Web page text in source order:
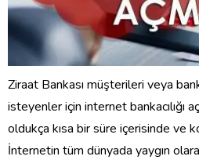
Ziraat Bankası müşterileri veya
isteyenler için internet bankacılığı
oldukça kısa bir süre içerisinde ve
İnternetin tüm dünyada yaygın